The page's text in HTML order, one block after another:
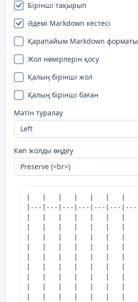
Бірінші тақырып
Әдемі Markdown кестесі
Қарапайым Markdown форматы
Жол нөмірлерін қосу
Қалың бірінші жол
Қалың бірінші баған
Мәтін туралау
Көп жолды өңдеу